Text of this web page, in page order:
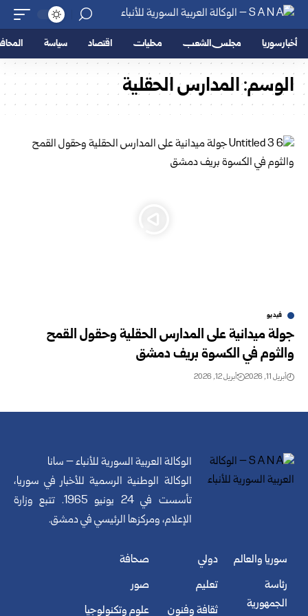
أخبار سوريا مجلس الشعب محليات اقتصاد سياسة
الوسم:المدارس الحقلية
فيديو
جولة ميدانية على المدارس الحقلية وحقول القمح
والثوم في الكسوة بريف دمشق
أبريل 11, 2026 أبريل 12, 2026
الوكالة العربية السورية للأنباء – سانا
الوكالة الوطنية الرسمية للأخبار في سوريا،
تأسست في 24 يونيو 1965. تتبع وزارة
الإعلام، ومركزها الرئيسي في دمشق.
سوريا والعالم
رئاسة
الجمهورية
دولي
تعليم
ثقافة وفنون
صحافة
صور
علوم وتكنولوجيا